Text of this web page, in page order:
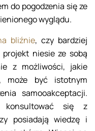
do pogodzenia się ze
wyglądu.
bliźnie, czy bardziej
projekt niesie ze sobą
z możliwości, jakie
może być istotnym
samooakceptacji.
konsultować się z
posiadają wiedzę i